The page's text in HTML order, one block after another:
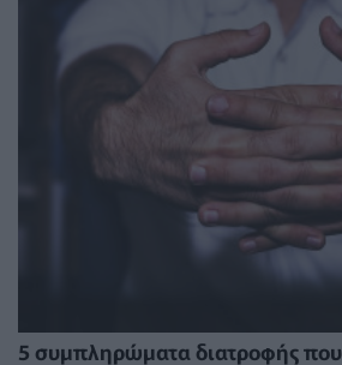
5 συμπληρώματα διατροφής